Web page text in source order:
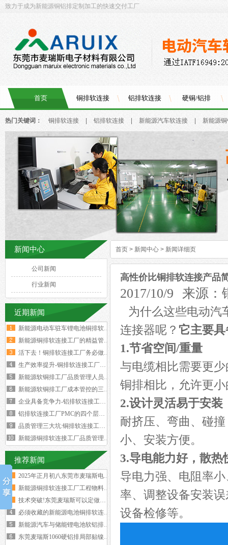
致力于成为新能源铜铝排定制加工的快速交付工厂
首页 铜排软连接 铝排软连接 硬铜/铝排
热门关键词： 铜排软连接 铝排软连接 新能源汽车软连接 新能源
首页 > 新闻中心 > 新闻详细页
高性价比铜排软连接产品
2017/10/9 来源
为什么这些电动汽
连接器呢 ？ 它主要
1.节省空间/重量
与电缆相比需要更
铜排相比，允许更
2.设计灵活易于安装
耐挤压、弯曲、碰
小、安装方便。
3.导电能力好，散热
导电力强、电阻率
率、调整设备安装
设备检修等。
新闻中心
公司新闻
行业新闻
近期新闻
新能源电动车驻车锂电池铜排软连接技术要求与规范标准
新能源铜排软连接工厂的精益管理核心的四大减法
活下去！铜排软连接工厂务必做好两个大方向
生产效率提升-铜排软连接工厂必须掌握这四大核心数据
新能源软铜排工厂品质管理人员的困境与出路‌
新能源软铜排工厂成本管控的三个核心规律
企业具备竞争力-铝排软连接工厂厂长要有两大特质
铝排软连接工厂PMC的四个层级与经营利润的关系
品质管理三大坑:铜排软连接工厂破解质量困局的深层原因
新能源铜排软连接工厂品质管理人员必须坚守的六大观念
推荐新闻
2025年正月初八东莞市麦瑞斯电子材
新能源铜排软连接工厂工程物料变更浪费
技术突破!东莞麦瑞斯可以定做电力设备
必须收藏的新能源电池铜排软连接工艺流
新能源汽车与储能锂电池软铝排加工技术
东莞麦瑞斯1060硬铝排局部贴镍片工